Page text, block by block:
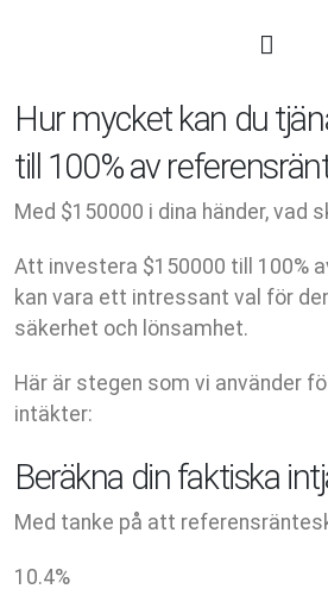
Hur mycket kan du
till 100% av
Med $150000 i dina händer, vad
Att investera $150000 till 100%
kan vara ett intressant val för
säkerhet och lönsamhet.
Här är stegen som vi använder
intäkter:
Beräkna din faktiska
Med tanke på att
10.4%